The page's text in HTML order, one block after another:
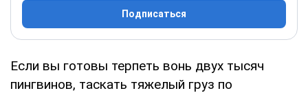
Подписаться
Если вы готовы терпеть вонь двух тысяч
пингвинов, таскать тяжелый груз по